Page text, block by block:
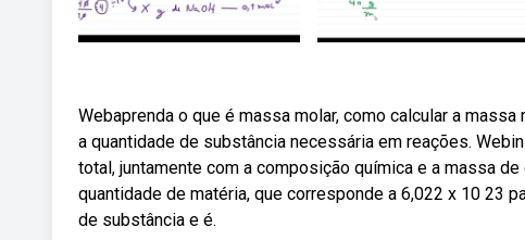
Webaprenda o que é massa molar, como calcular a
a quantidade de substância necessária em reações.
total, juntamente com a composição química e a massa
quantidade de matéria, que corresponde a 6,022 x 10 23
de substância e é.